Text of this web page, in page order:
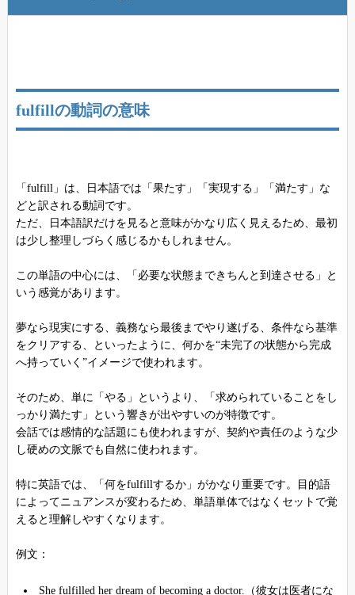
fulfillの動詞の意味
「fulfill」は、日本語では「果たす」「実現する」「満たす」な
どと訳される動詞です。
ただ、日本語訳だけを見ると意味がかなり広く見えるため、最初
は少し整理しづらく感じるかもしれません。
この単語の中心には、「必要な状態まできちんと到達させる」と
いう感覚があります。
夢なら現実にする、義務なら最後までやり遂げる、条件なら基準
をクリアする、といったように、何かを“未完了の状態から完成
へ持っていく”イメージで使われます。
そのため、単に「やる」というより、「求められていることをし
っかり満たす」という響きが出やすいのが特徴です。
会話では感情的な話題にも使われますが、契約や責任のような少
し硬めの文脈でも自然に使われます。
特に英語では、「何をfulfillするか」がかなり重要です。目的語
によってニュアンスが変わるため、単語単体ではなくセットで覚
えると理解しやすくなります。
例文：
She fulfilled her dream of becoming a doctor.（彼女は医者にな